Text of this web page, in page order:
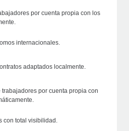
por cuenta propia con los
internacionales.
adaptados localmente.
por cuenta propia con
con total visibilidad.